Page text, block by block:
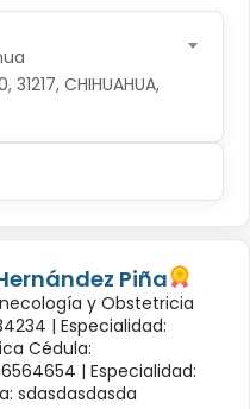
31217, CHIHUAHUA,
Piña
y Obstetricia
| Especialidad:
Cédula:
| Especialidad:
sdasdasdasda